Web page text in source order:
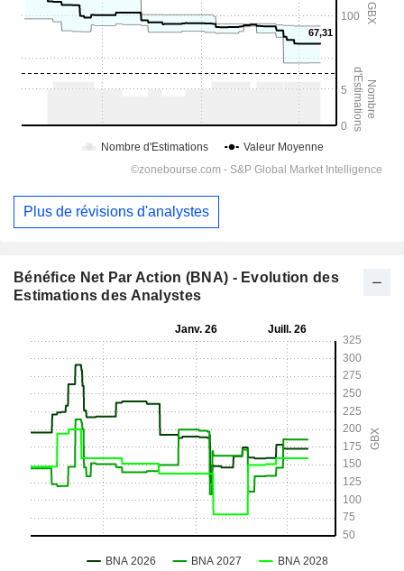
Plus de révisions d'analystes
Bénéfice Net Par Action (BNA) - Evolution des
Estimations des Analystes